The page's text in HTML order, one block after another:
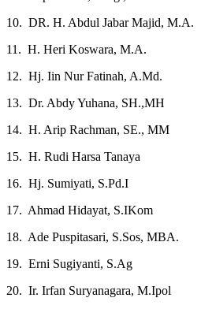
10. DR. H. Abdul Jabar Majid, M.A.
11. H. Heri Koswara, M.A.
12. Hj. Iin Nur Fatinah, A.Md.
13. Dr. Abdy Yuhana, SH.,MH
14. H. Arip Rachman, SE., MM
15. H. Rudi Harsa Tanaya
16. Hj. Sumiyati, S.Pd.I
17. Ahmad Hidayat, S.IKom
18. Ade Puspitasari, S.Sos, MBA.
19. Erni Sugiyanti, S.Ag
20. Ir. Irfan Suryanagara, M.Ipol